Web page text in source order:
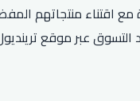
اقتناء منتجاتهم
واستمتع بتوفير كبير عند التسوق